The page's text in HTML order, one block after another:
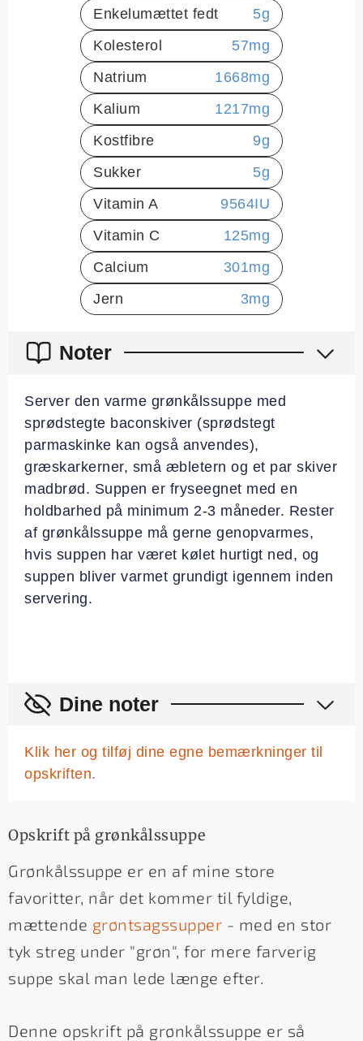
Enkelumættet fedt
5g
Kolesterol
57mg
Natrium
1668mg
Kalium
1217mg
Kostfibre
9g
Sukker
5g
Vitamin A
9564IU
Vitamin C
125mg
Calcium
301mg
Jern
3mg
Noter
Server den varme grønkålssuppe med
sprødstegte baconskiver (sprødstegt
parmaskinke kan også anvendes),
græskarkerner, små æbletern og et par skiver
madbrød. Suppen er fryseegnet med en
holdbarhed på minimum 2-3 måneder. Rester
af grønkålssuppe må gerne genopvarmes,
hvis suppen har været kølet hurtigt ned, og
suppen bliver varmet grundigt igennem inden
servering.
Dine noter
Klik her og tilføj dine egne bemærkninger til
opskriften.
Opskrift på grønkålssuppe
Grønkålssuppe er en af mine store
favoritter, når det kommer til fyldige,
mættende grøntsagssupper - med en stor
tyk streg under "grøn", for mere farverig
suppe skal man lede længe efter.
Denne opskrift på grønkålssuppe er så